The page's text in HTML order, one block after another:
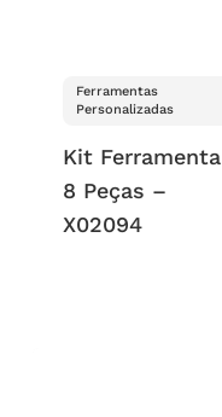
Ferramentas
Personalizadas
Kit Ferramenta
8 Peças –
X02094